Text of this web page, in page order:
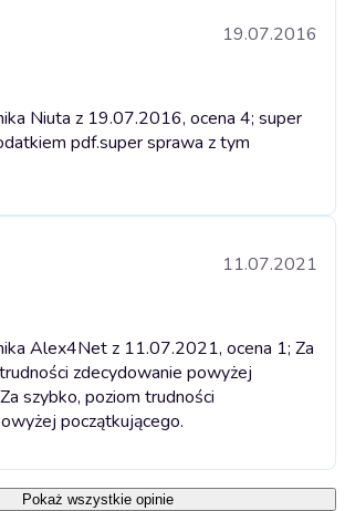
19.07.2016
Niuta z 19.07.2016, ocena 4; super
pdf.super sprawa z tym
11.07.2021
Alex4Net z 11.07.2021, ocena 1; Za
zdecydowanie powyżej
Za szybko, poziom trudności
początkującego.
Pokaż wszystkie opinie